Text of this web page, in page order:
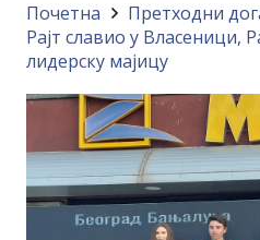
Почетна
Претходни
Рајт славио у Власеници,
лидерску мајицу